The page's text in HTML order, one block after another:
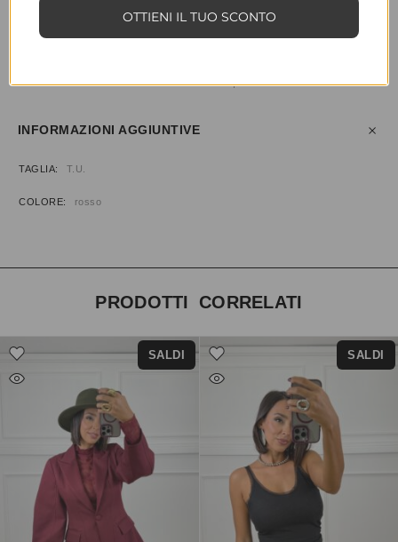
AGGIUNGI ALLA WISHLIST CONDIVIDI
COD:33423CATEGORIE:ABBIGLIAMENTO,T-SHIRT
INFORMAZIONI AGGIUNTIVE
TAGLIA T.U.
COLORE rosso
PRODOTTI CORRELATI
SALDI SALDI
OTTIENI IL TUO SCONTO